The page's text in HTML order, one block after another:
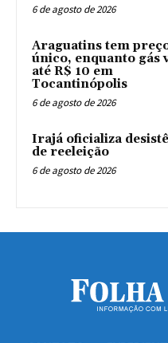
6 de agosto de 2026
Araguatins tem
único, enquanto gás
até R$ 10 em
Tocantinópolis
6 de agosto de 2026
Irajá oficializa
de reeleição
6 de agosto de 2026